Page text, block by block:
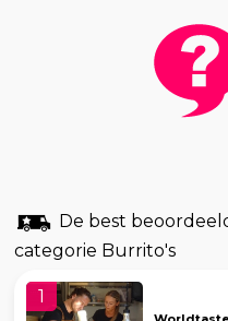
De best
categorie Burrito's
1